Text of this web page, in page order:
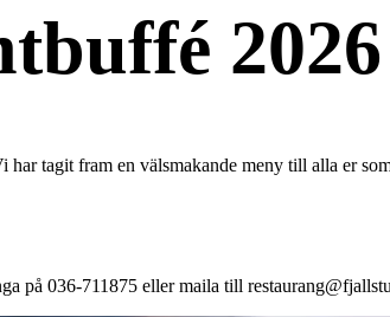
2026
har tagit fram en välsmakande meny till alla er
på 036-711875 eller maila till